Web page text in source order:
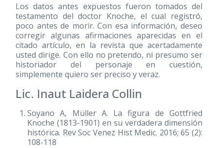
Los datos antes expuestos fueron tomados del
testamento del doctor Knoche, el cual registró,
poco antes de morir. Con esa información, deseo
corregir algunas afirmaciones aparecidas en el
citado artículo, en la revista que acertadamente
usted dirige. Con ello no pretendo, ni presumo ser
historiador del personaje en cuestión,
simplemente quiero ser preciso y veraz.
Lic. Inaut Laidera Collin
Soyano A, Müller A. La figura de Gottfried
Knoche (1813-1901) en su verdadera dimensión
histórica. Rev Soc Venez Hist Medic. 2016; 65 (2):
108-118